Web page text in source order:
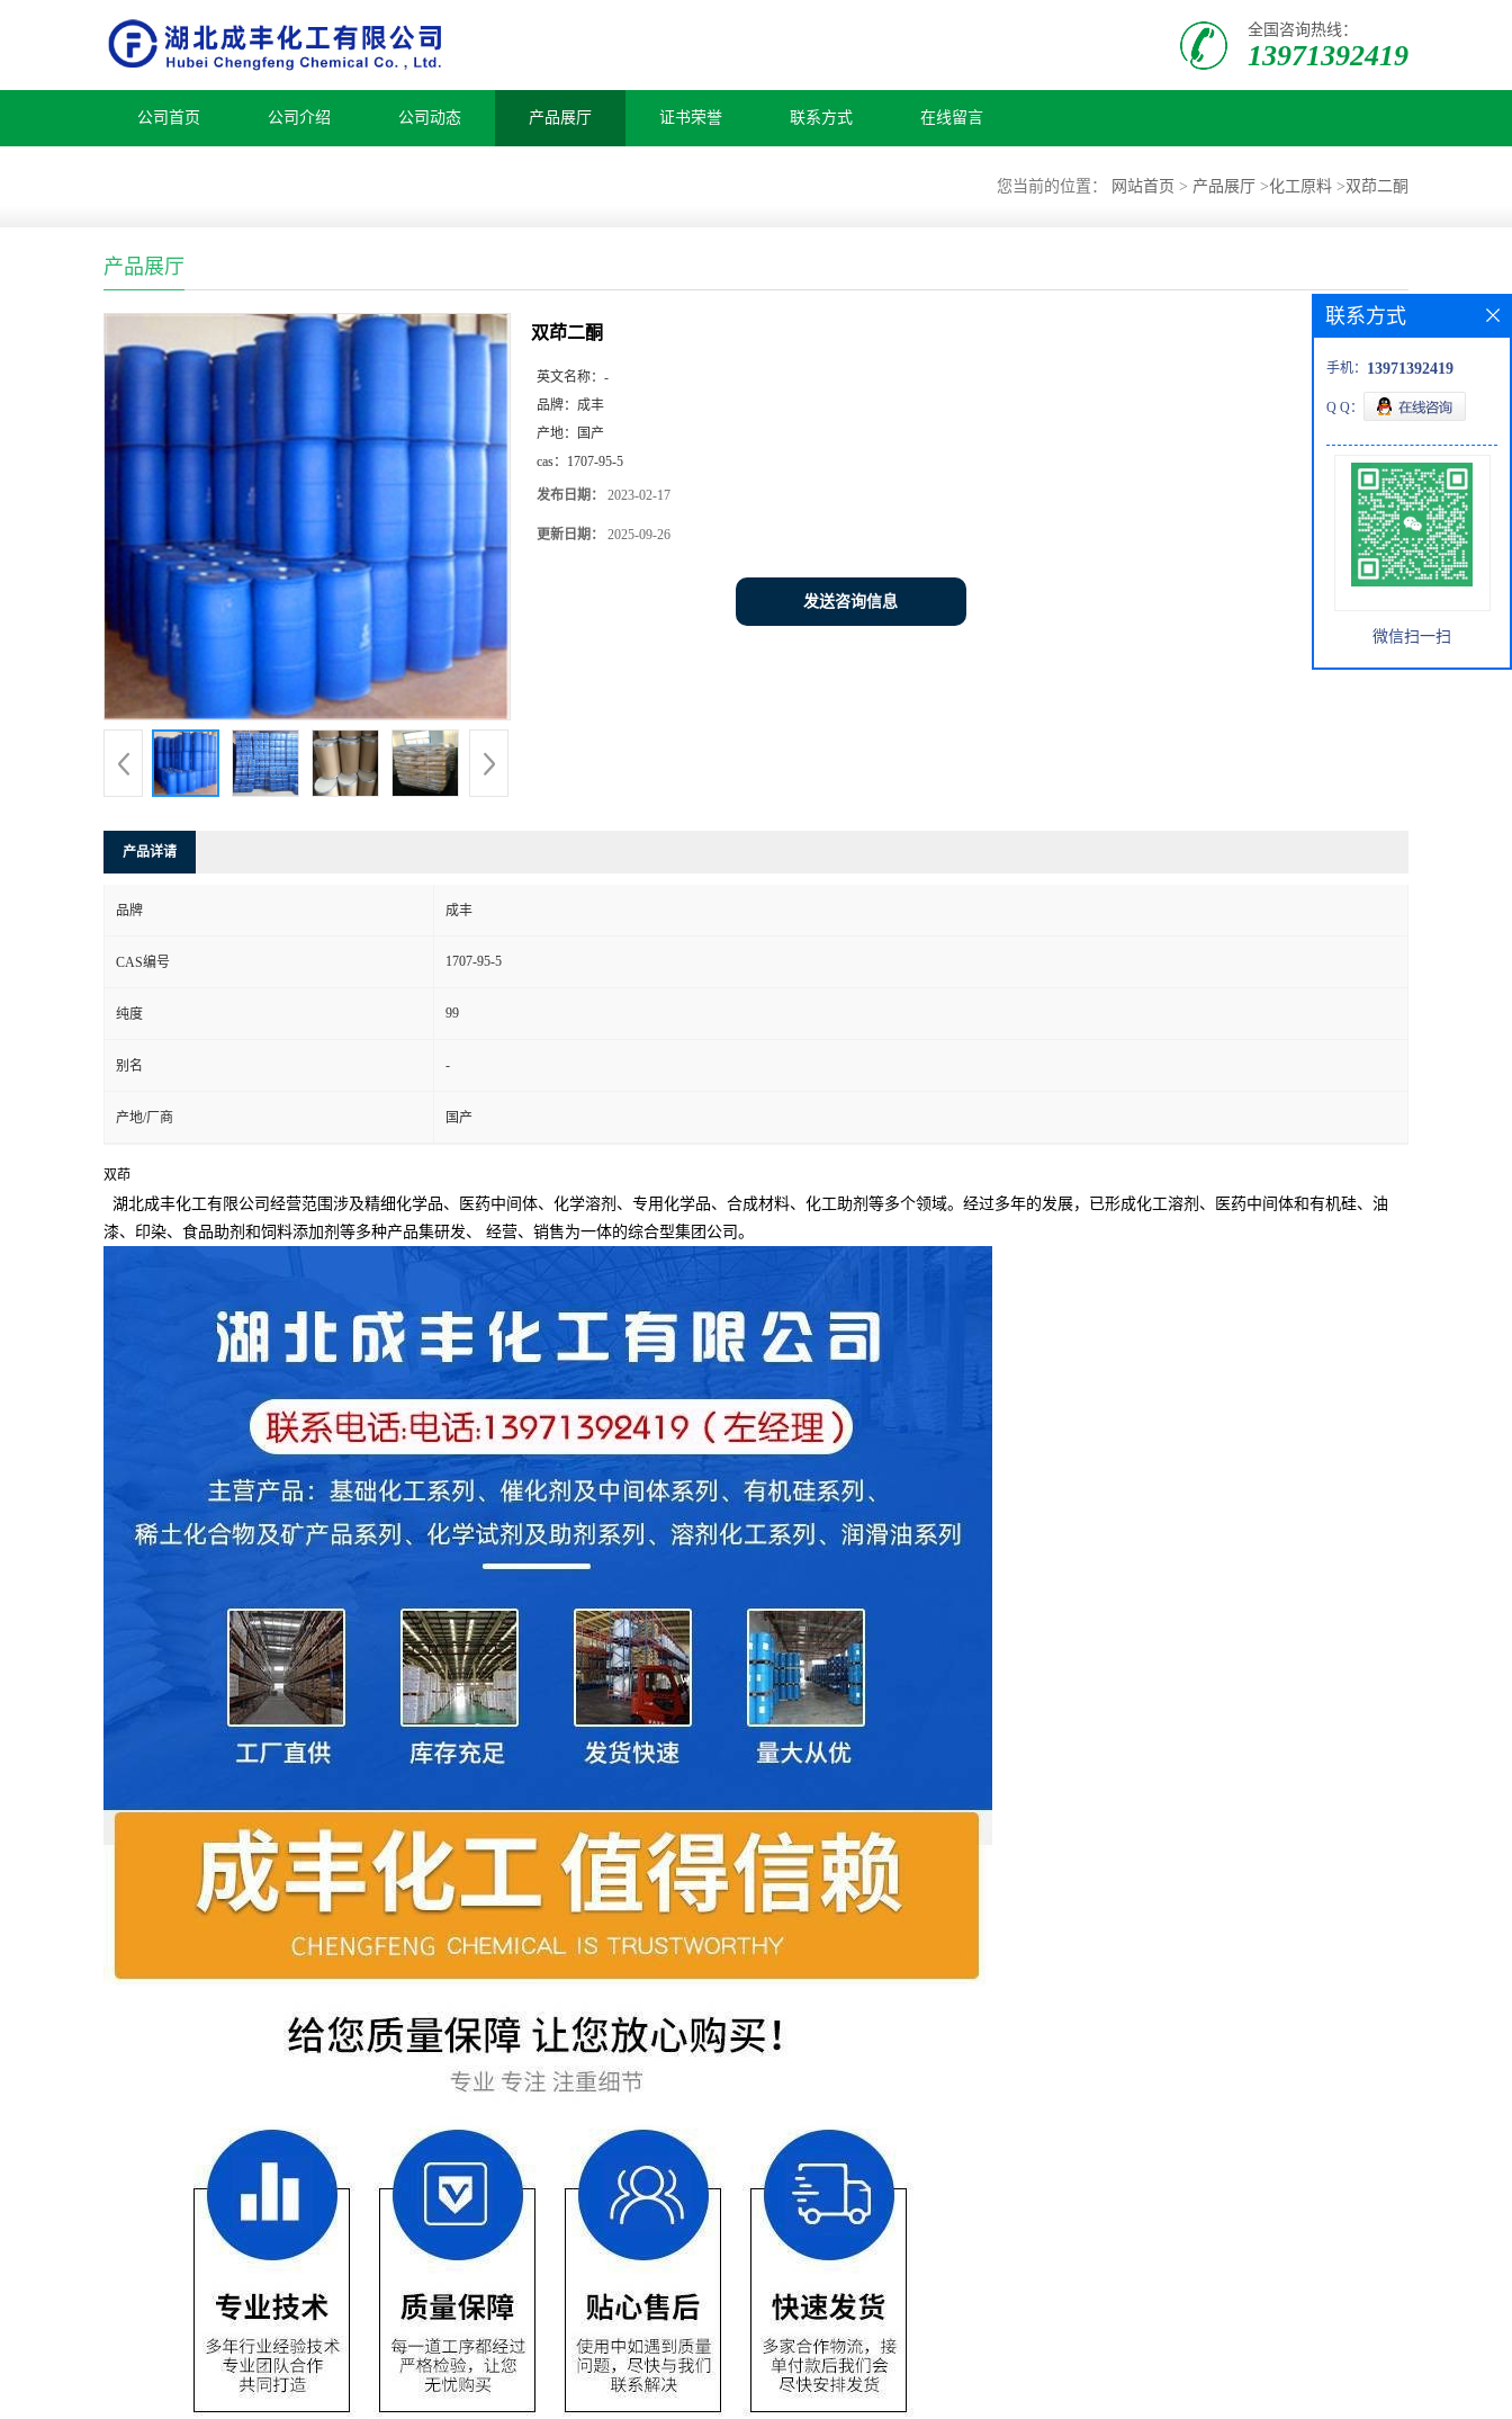
全国咨询热线：
13971392419
公司首页 公司介绍 公司动态 产品展厅 证书荣誉 联系方式 在线留言
您当前的位置： 网站首页 > 产品展厅 >化工原料 >双茚二酮
产品展厅
双茚二酮
英文名称： -
品牌： 成丰
产地：
国产
cas： 1707-95-5
发布日期： 2023-02-17
更新日期： 2025-09-26
发送咨询信息
产品详请
品牌 成丰
CAS编号 1707-95-5
纯度 99
别名 -
产地/厂商 国产
双茚
湖北成丰化工有限公司经营范围涉及精细化学品、医药中间体、化学溶剂、专用化学品、合成材料、化工助剂等多个领域。经过多年的发展，已形成化工溶剂、医药中间体和有机硅、油
漆、印染、食品助剂和饲料添加剂等多种产品集研发、
经营、销售为一体的综合型集团公司。
联系方式
手机： 13971392419
Q Q：
微信扫一扫